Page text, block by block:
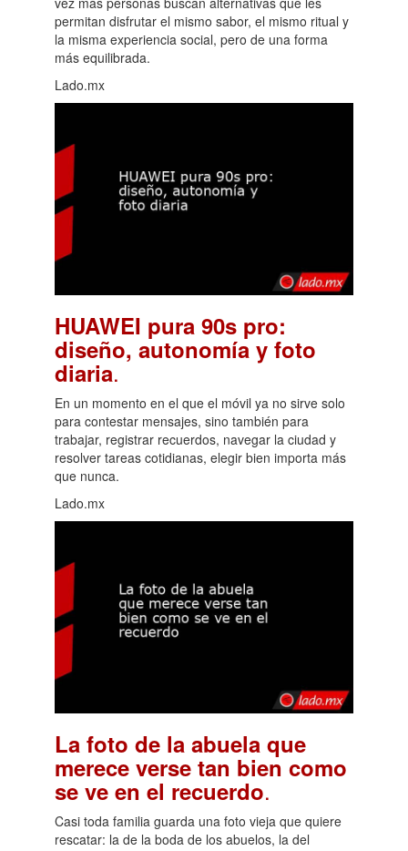
permitan disfrutar el mismo sabor, el mismo ritual y
la misma experiencia social, pero de una forma
más equilibrada.
Lado.mx
HUAWEI pura 90s pro:
diseño, autonomía y foto
diaria.
En un momento en el que el móvil ya no sirve solo
para contestar mensajes, sino también para
trabajar, registrar recuerdos, navegar la ciudad y
resolver tareas cotidianas, elegir bien importa más
que nunca.
Lado.mx
La foto de la abuela que
merece verse tan bien como
se ve en el recuerdo.
Casi toda familia guarda una foto vieja que quiere
rescatar: la de la boda de los abuelos, la del